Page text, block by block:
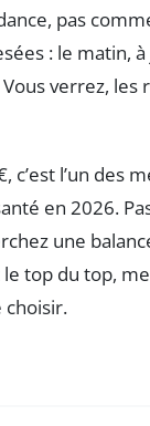
pas
: le matin,
verrez, les
c’est l’un des
en 2026.
une
le top du top,
choisir.